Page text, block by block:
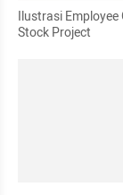
Ilustrasi
Stock Project